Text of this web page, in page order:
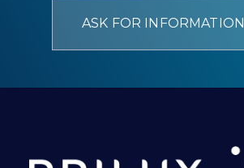
ASK FOR INFORMATION